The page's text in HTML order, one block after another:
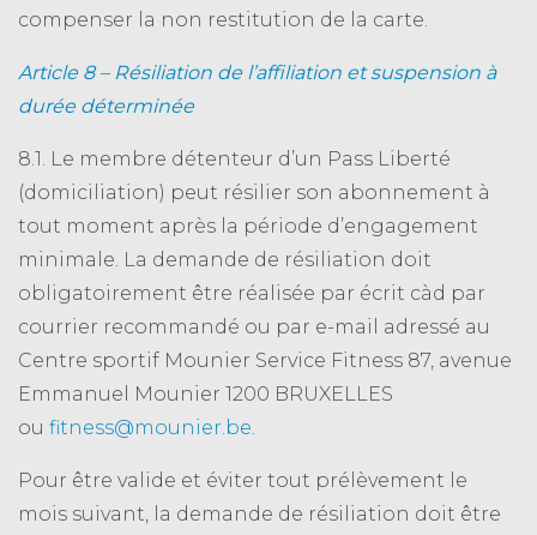
compenser la non restitution de la carte.
Article 8 – Résiliation de l’affiliation et suspension à
durée déterminée
8.1. Le membre détenteur d’un Pass Liberté
(domiciliation) peut résilier son abonnement à
tout moment après la période d’engagement
minimale. La demande de résiliation doit
obligatoirement être réalisée par écrit càd par
courrier recommandé ou par e-mail adressé au
Centre sportif Mounier Service Fitness 87, avenue
Emmanuel Mounier 1200 BRUXELLES
ou fitness@mounier.be.
Pour être valide et éviter tout prélèvement le
mois suivant, la demande de résiliation doit être